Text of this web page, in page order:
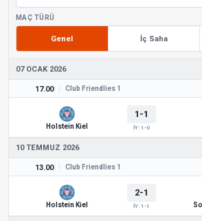
MAÇ TÜRÜ
Genel İç Saha
07 OCAK 2026
17.00 Club Friendlies 1
Holstein Kiel
1-1
İY: 1-0
10 TEMMUZ 2026
13.00 Club Friendlies 1
Holstein Kiel
2-1
İY: 1-1